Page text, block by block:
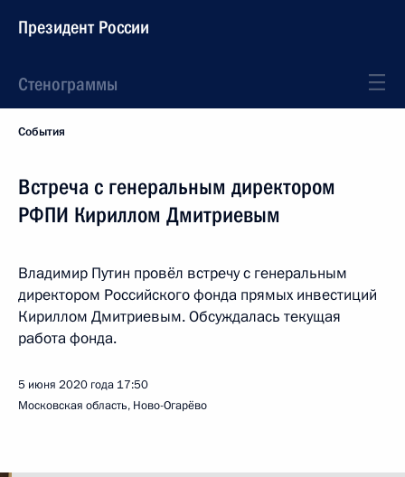
Президент России
Стенограммы
События
Встреча с генеральным директором
РФПИ Кириллом Дмитриевым
Владимир Путин провёл встречу с генеральным
директором Российского фонда прямых инвестиций
Кириллом Дмитриевым. Обсуждалась текущая
работа фонда.
5 июня 2020 года 17:50
Московская область, Ново-Огарёво